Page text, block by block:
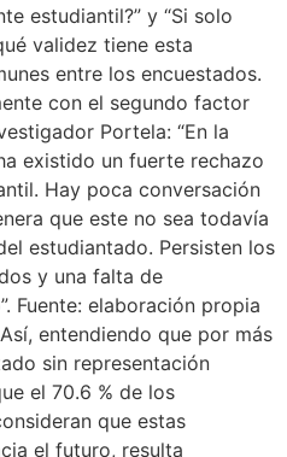
estudiantil?” y “Si solo
validez tiene esta
entre los encuestados.
con el segundo factor
Portela: “En la
existido un fuerte rechazo
Hay poca conversación
que este no sea todavía
estudiantado. Persisten los
y una falta de
Fuente: elaboración propia
entendiendo que por más
sin representación
el 70.6 % de los
que estas
el futuro, resulta